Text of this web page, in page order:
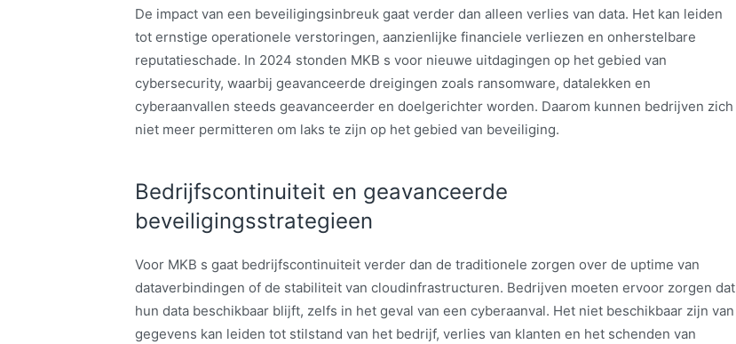
De impact van een beveiligingsinbreuk gaat verder dan alleen verlies van data. Het kan leiden
tot ernstige operationele verstoringen, aanzienlijke financiele verliezen en onherstelbare
reputatieschade. In 2024 stonden MKB s voor nieuwe uitdagingen op het gebied van
cybersecurity, waarbij geavanceerde dreigingen zoals ransomware, datalekken en
cyberaanvallen steeds geavanceerder en doelgerichter worden. Daarom kunnen bedrijven zich
niet meer permitteren om laks te zijn op het gebied van beveiliging.
Bedrijfscontinuiteit en geavanceerde
beveiligingsstrategieen
Voor MKB s gaat bedrijfscontinuiteit verder dan de traditionele zorgen over de uptime van
dataverbindingen of de stabiliteit van cloudinfrastructuren. Bedrijven moeten ervoor zorgen dat
hun data beschikbaar blijft, zelfs in het geval van een cyberaanval. Het niet beschikbaar zijn van
gegevens kan leiden tot stilstand van het bedrijf, verlies van klanten en het schenden van